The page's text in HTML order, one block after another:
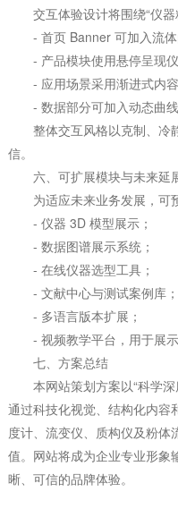
交互体验设计将围绕“仪器
- 首页 Banner 可加入流体
- 产品模块使用悬停呈现仪
- 应用场景采用渐进式内容
- 数据部分可加入动态曲线
整体交互风格以克制、冷
信。
六、可扩展模块与未来延
为适应未来业务发展，可
- 仪器 3D 模型展示；
- 数据图谱展示系统；
- 在线仪器选型工具；
- 文献中心与测试案例库；
- 多语言版本扩展；
- 视频教学平台，用于展示
七、方案总结
本网站策划方案以“科学深
通过科技化视觉、结构化内容
度计、流变仪、质构仪及粉
值。网站将成为企业专业形象
晰、可信的品牌体验。